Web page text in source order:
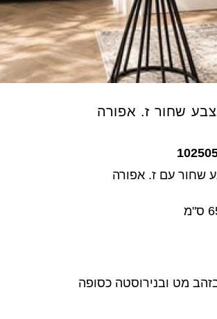
שחור ז. אפורה
שחור עם ז. אפורה
מט ובנירוסטה כסופה